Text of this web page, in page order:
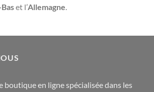
et l’Allemagne.
boutique en ligne spécialisée dans les